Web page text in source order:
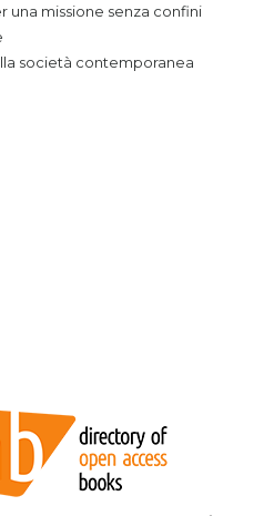
una missione senza confini
società contemporanea